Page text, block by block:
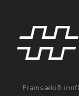
Framsækið